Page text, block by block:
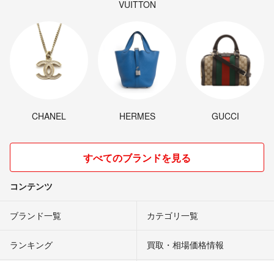
VUITTON
CHANEL HERMES GUCCI
すべてのブランドを見る
コンテンツ
ブランド一覧 カテゴリ一覧
ランキング 買取・相場価格情報